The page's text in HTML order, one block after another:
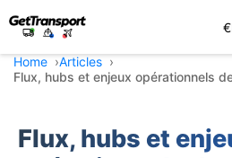
€
Home
Articles
Flux, hubs et enjeux opérationnels
Flux, hubs et